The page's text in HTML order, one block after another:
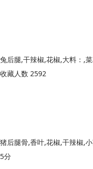
兔后腿,干辣椒,花椒,大料：,
收藏人数 2592
猪后腿骨,香叶,花椒,干辣椒,
5分